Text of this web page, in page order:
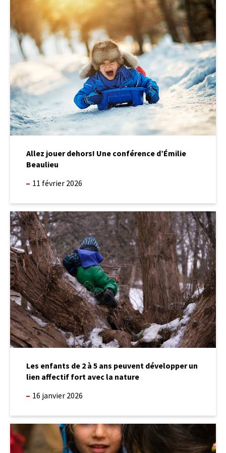
Allez jouer dehors! Une conférence d’Émilie
Beaulieu
11 février 2026
dehors!
Une
conférence
d’Émilie
Beaulieu
Les enfants de 2 à 5 ans peuvent développer un
lien affectif fort avec la nature
16 janvier 2026
Les
enfants
de
2
à
5
ans
peuvent
développer
un
lien
affectif
fort
avec
nature
article
publié